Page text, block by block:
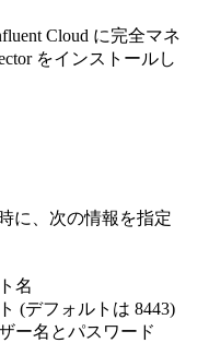
Cloud に完全マネ
をインストールし
に、次の情報を指定
名
(デフォルトは 8443)
ー名とパスワード